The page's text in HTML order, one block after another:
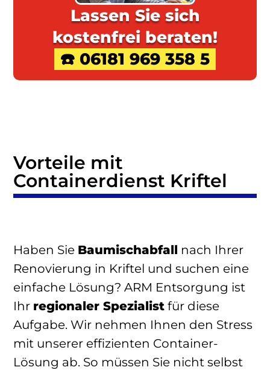
Lassen Sie sich
kostenfrei beraten!
☎️ 06181 969 358 5
Vorteile mit
Containerdienst Kriftel
Haben Sie Baumischabfall nach Ihrer
Renovierung in Kriftel und suchen eine
einfache Lösung? ARM Entsorgung ist
Ihr regionaler Spezialist für diese
Aufgabe. Wir nehmen Ihnen den Stress
mit unserer effizienten Container-
Lösung ab. So müssen Sie nicht selbst